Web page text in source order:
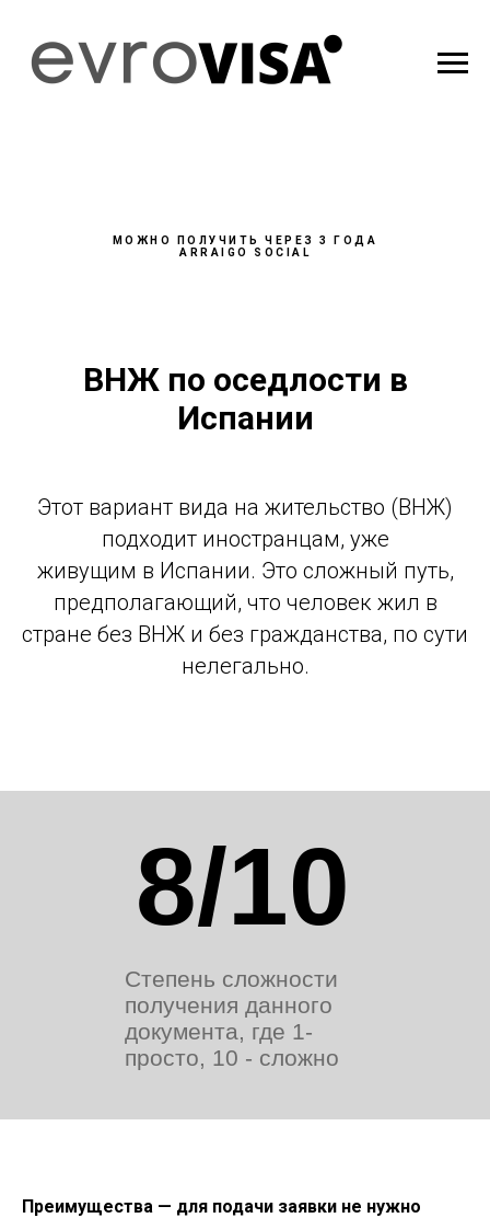
МОЖНО ПОЛУЧИТЬ ЧЕРЕЗ 3 ГОДА
ARRAIGO SOCIAL
ВНЖ по оседлости в
Испании
Этот вариант вида на жительство (ВНЖ)
подходит иностранцам, уже
живущим в Испании. Это сложный путь,
предполагающий, что человек жил в
стране без ВНЖ и без гражданства, по сути
нелегально.
Степень сложности
получения данного
документа, где 1-
просто, 10 - сложно
8/10
Преимущества — для подачи заявки не нужно